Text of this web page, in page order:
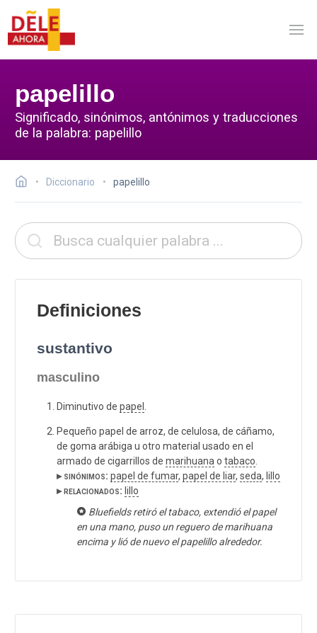
papelillo
Significado, sinónimos, antónimos y traducciones
de la palabra: papelillo
Diccionario papelillo
Definiciones
sustantivo
masculino
Diminutivo de papel
Pequeño papel de arroz, de celulosa, de cáñamo,
de goma arábiga u otro material usado en el
armado de cigarrillos de marihuana o tabaco
▸ sinónimos: papel de fumar, papel de liar, seda, lillo
▸ relacionados: lillo
Bluefields retiró el tabaco, extendió el papel
en una mano, puso un reguero de marihuana
encima y lió de nuevo el papelillo alrededor.